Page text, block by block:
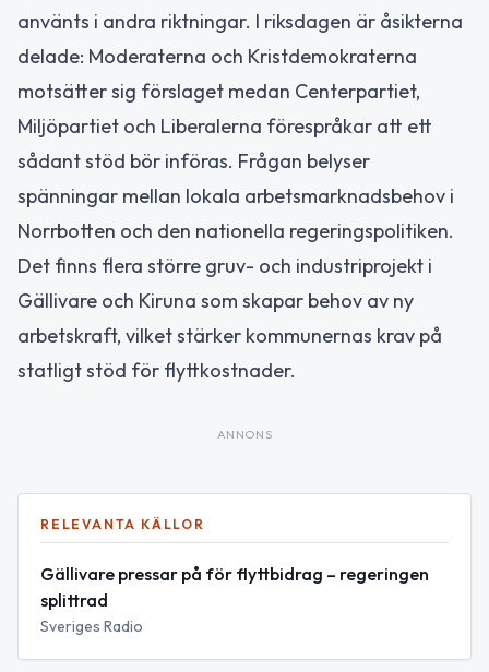
använts i andra riktningar. I riksdagen är åsikterna
delade: Moderaterna och Kristdemokraterna
motsätter sig förslaget medan Centerpartiet,
Miljöpartiet och Liberalerna förespråkar att ett
sådant stöd bör införas. Frågan belyser
spänningar mellan lokala arbetsmarknadsbehov i
Norrbotten och den nationella regeringspolitiken.
Det finns flera större gruv- och industriprojekt i
Gällivare och Kiruna som skapar behov av ny
arbetskraft, vilket stärker kommunernas krav på
statligt stöd för flyttkostnader.
ANNONS
RELEVANTA KÄLLOR
Gällivare pressar på för flyttbidrag – regeringen
splittrad
Sveriges Radio